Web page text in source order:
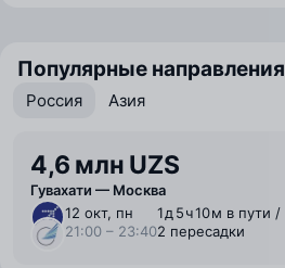
Популярные направления
Россия Азия
4,6 млн UZS
Гувахати — Москва
12 окт, пн
21:00 – 23:40
1 ⁠д 5 ⁠ч 10 ⁠м в пути /
2 пересадки